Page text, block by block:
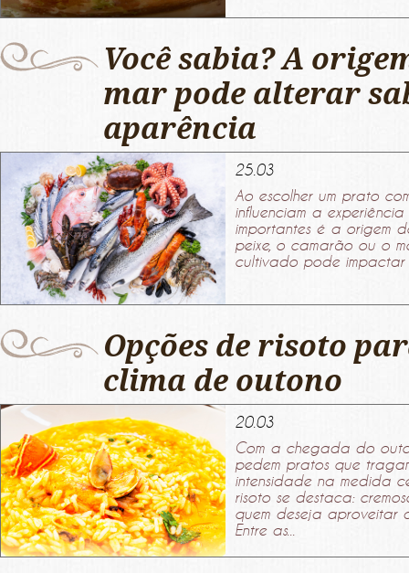
Você sabia? A
mar pode alterar
aparência
25.03
Ao escolher um prato
influenciam a
importantes é a origem
peixe, o camarão ou o
cultivado pode impactar
Opções de risoto
clima de outono
20.03
Com a chegada do
pedem pratos que
intensidade na medida
risoto se destaca:
quem deseja aproveitar
Entre as...